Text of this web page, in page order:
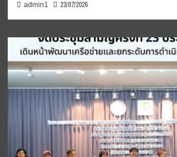
admin1 23/07/2026